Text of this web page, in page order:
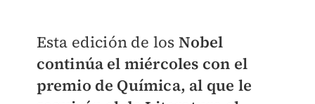
Esta edición de los Nobel
continúa el miércoles con el
premio de Química, al que le